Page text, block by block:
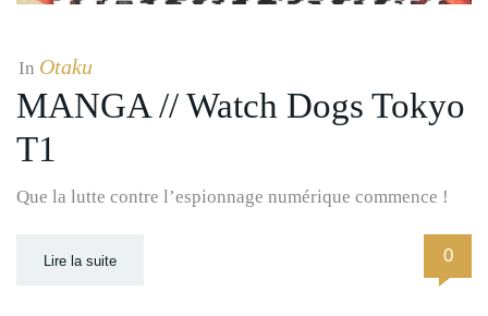
In Otaku
MANGA // Watch Dogs Tokyo
T1
Que la lutte contre l’espionnage numérique commence !
Lire la suite 0